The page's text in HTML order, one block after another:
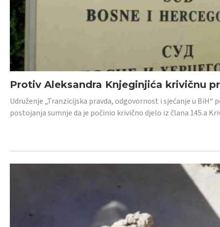
Protiv Aleksandra Knjeginjića krivičnu
Udruženje „Tranzicijska pravda, odgovornost i sjećanje u
postojanja sumnje da je počinio krivično djelo iz člana 145.a